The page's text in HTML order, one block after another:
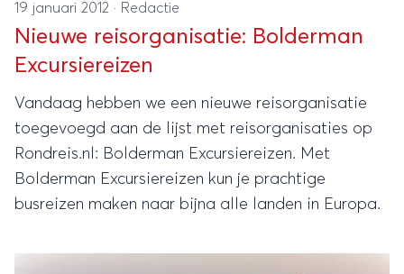
19 januari 2012 · Redactie
Nieuwe reisorganisatie: Bolderman
Excursiereizen
Vandaag hebben we een nieuwe reisorganisatie
toegevoegd aan de lijst met reisorganisaties op
Rondreis.nl: Bolderman Excursiereizen. Met
Bolderman Excursiereizen kun je prachtige
busreizen maken naar bijna alle landen in Europa.